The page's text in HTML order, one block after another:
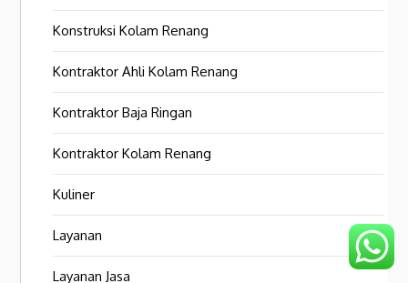
Konstruksi Kolam Renang
Kontraktor Ahli Kolam Renang
Kontraktor Baja Ringan
Kontraktor Kolam Renang
Kuliner
Layanan
Layanan Jasa